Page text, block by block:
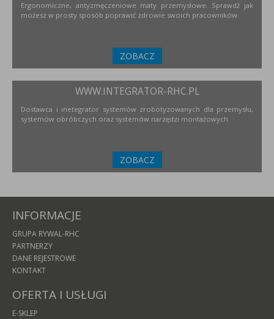
Ergonomiczne, antyzmęczeniowe maty przemysłowe. Sprawdź jak
możesz w prosty sposób poprawić zdrowie swoich pracowników.
ZOBACZ
WWW.INTEGRATOR-RHC.PL
Dostawca i inetegrator systemów zrobotyzowanych dla przemysłu,
systemów obróbczych oraz systemów narzędzi montażowych.
ZOBACZ
INFORMACJE
GRUPA RYWAL-RHC
PARTNERZY
DANE REJESTROWE
KONTAKT
OFERTA I USŁUGI
E-SKLEP